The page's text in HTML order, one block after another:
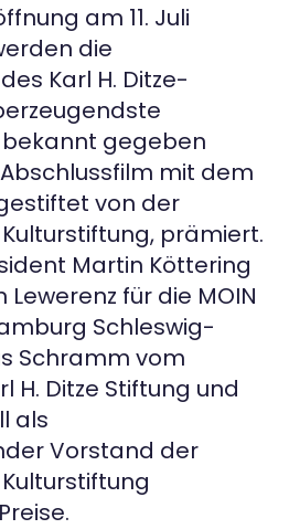
am 11. Juli
die
Karl H. Ditze-
gegeben
mit dem
von der
prämiert.
Martin Köttering
für die MOIN
Schleswig-
Schramm vom
H. Ditze Stiftung und
als
Vorstand der